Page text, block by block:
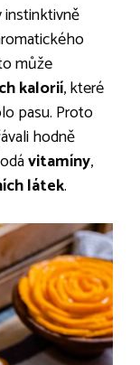
instinktivně
může
kalorií, které
pasu. Proto
hodně
vitamíny,
látek.